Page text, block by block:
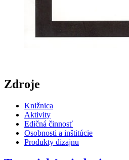
Zdroje
Knižnica
Aktivity
Edičná činnosť
Osobnosti a inštitúcie
Produkty dizajnu